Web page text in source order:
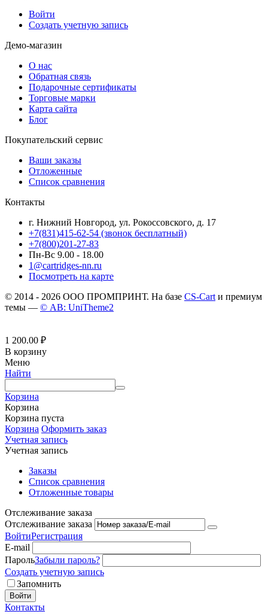
Войти
Создать учетную запись
Демо-магазин
О нас
Обратная связь
Подарочные сертификаты
Торговые марки
Карта сайта
Блог
Покупательский сервис
Ваши заказы
Отложенные
Список сравнения
Контакты
г. Нижний Новгород, ул. Рокоссовского, д. 17
+7(831)415-62-54 (звонок бесплатный)
+7(800)201-27-83
Пн-Вс 9.00 - 18.00
1@cartridges-nn.ru
Посмотреть на карте
© 2014 - 2026 ООО ПРОМПРИНТ. На базе CS-Cart и премиум
темы — © AB: UniTheme2
1 200.00 ₽
В корзину
Меню
Найти
Корзина
Корзина
Корзина пуста
Корзина Оформить заказ
Учетная запись
Учетная запись
Заказы
Список сравнения
Отложенные товары
Отслеживание заказа
Отслеживание заказа
ВойтиРегистрация
E-mail
ПарольЗабыли пароль?
Создать учетную запись
Запомнить
Войти
Контакты